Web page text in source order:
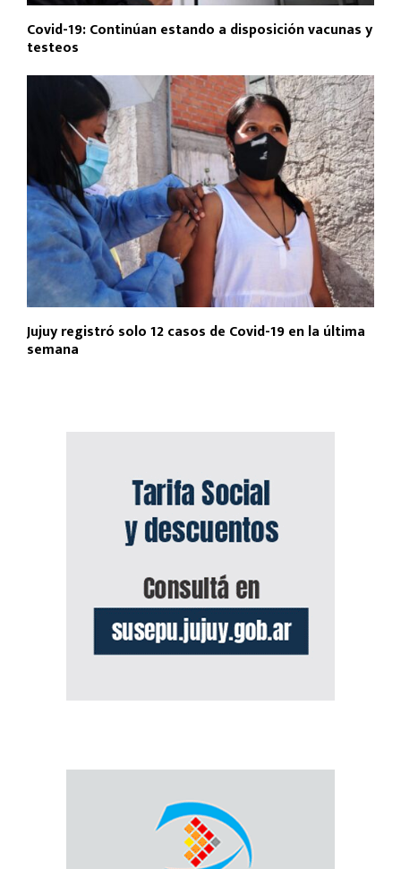
Covid-19: Continúan estando a disposición vacunas y
testeos
Jujuy registró solo 12 casos de Covid-19 en la última
semana